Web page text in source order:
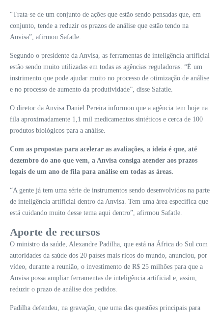
“Trata-se de um conjunto de ações que estão sendo pensadas que, em
conjunto, tende a reduzir os prazos de análise que estão tendo na
Anvisa”, afirmou Safatle.
Segundo o presidente da Anvisa, as ferramentas de inteligência artificial
estão sendo muito utilizadas em todas as agências reguladoras. “É um
instrimento que pode ajudar muito no processo de otimização de análise
e no processo de aumento da produtividade”, disse Safatle.
O diretor da Anvisa Daniel Pereira informou que a agência tem hoje na
fila aproximadamente 1,1 mil medicamentos sintéticos e cerca de 100
produtos biológicos para a análise.
Com as propostas para acelerar as avaliações, a ideia é que, até
dezembro do ano que vem, a Anvisa consiga atender aos prazos
legais de um ano de fila para análise em todas as áreas.
“A gente já tem uma série de instrumentos sendo desenvolvidos na parte
de inteligência artificial dentro da Anvisa. Tem uma área específica que
está cuidando muito desse tema aqui dentro”, afirmou Safatle.
Aporte de recursos
O ministro da saúde, Alexandre Padilha, que está na África do Sul com
autoridades da saúde dos 20 países mais ricos do mundo, anunciou, por
vídeo, durante a reunião, o investimento de R$ 25 milhões para que a
Anvisa possa ampliar ferramentas de inteligência artificial e, assim,
reduzir o prazo de análise dos pedidos.
Padilha defendeu, na gravação, que uma das questões principais para